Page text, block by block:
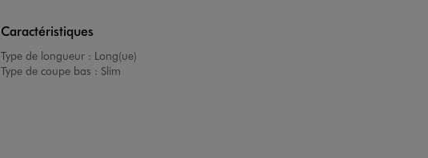
Caractéristiques
Type de longueur : Long(ue)
Type de coupe bas : Slim